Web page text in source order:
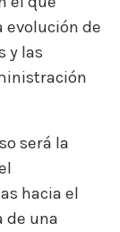
evolución de
y las
será la
hacia el
de una